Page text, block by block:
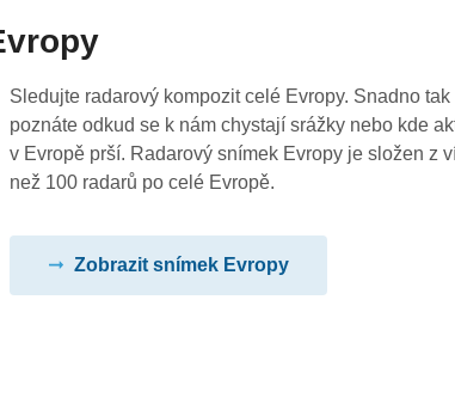
Sledujte radarový kompozit celé Evropy. Snadno tak
poznáte odkud se k nám chystají srážky nebo kde
v Evropě prší. Radarový snímek Evropy je složen z
než 100 radarů po celé Evropě.
Zobrazit snímek Evropy